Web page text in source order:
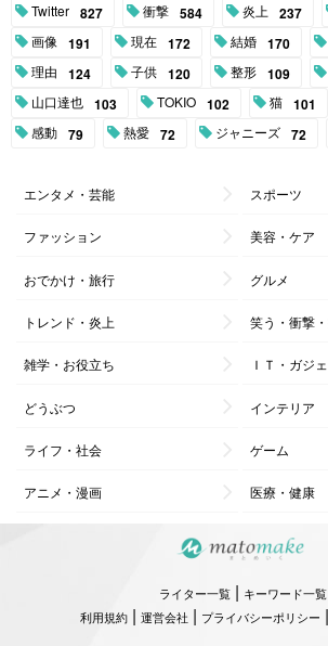
Twitter 827 衝撃 584 炎上 237
画像 191 現在 172 結婚 170
理由 124 子供 120 整形 109
山口達也 103 TOKIO 102 猫 101
感動 79 熱愛 72 ジャニーズ 72
エンタメ・芸能 スポーツ
ファッション 美容・ケア
おでかけ・旅行 グルメ
トレンド・炎上 笑う・衝撃
雑学・お役立ち ＩＴ・ガジ
どうぶつ インテリア
ライフ・社会 ゲーム
アニメ・漫画 医療・健康
ライター一覧| キーワード一覧
利用規約 | 運営会社 | プライバシーポリシー |